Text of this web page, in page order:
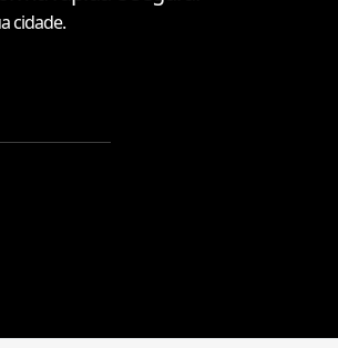
cidade.